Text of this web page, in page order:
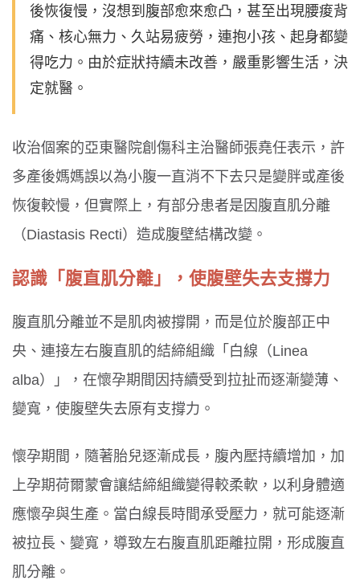
後恢復慢，沒想到腹部愈來愈凸，甚至出現腰痠背
痛、核心無力、久站易疲勞，連抱小孩、起身都變
得吃力。由於症狀持續未改善，嚴重影響生活，決
定就醫。
收治個案的亞東醫院創傷科主治醫師張堯任表示，許
多產後媽媽誤以為小腹一直消不下去只是變胖或產後
恢復較慢，但實際上，有部分患者是因腹直肌分離
（Diastasis Recti）造成腹壁結構改變。
認識「腹直肌分離」，使腹壁失去支撐力
腹直肌分離並不是肌肉被撐開，而是位於腹部正中
央、連接左右腹直肌的結締組織「白線（Linea
alba）」，在懷孕期間因持續受到拉扯而逐漸變薄、
變寬，使腹壁失去原有支撐力。
懷孕期間，隨著胎兒逐漸成長，腹內壓持續增加，加
上孕期荷爾蒙會讓結締組織變得較柔軟，以利身體適
應懷孕與生產。當白線長時間承受壓力，就可能逐漸
被拉長、變寬，導致左右腹直肌距離拉開，形成腹直
肌分離。